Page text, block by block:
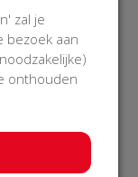
zal je
bezoek aan
onthouden